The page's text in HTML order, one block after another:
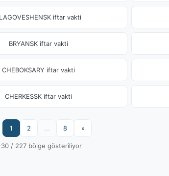
iftar vakti
BRYANSK iftar vakti
CHEBOKSARY iftar vakti
CHERKESSK iftar vakti
1 2 ... 8 »
30 / 227 bölge gösteriliyor